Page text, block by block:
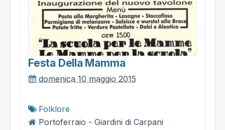
Festa Della Mamma
domenica 10 maggio 2015
Folklore
Portoferraio - Giardini di Carpani